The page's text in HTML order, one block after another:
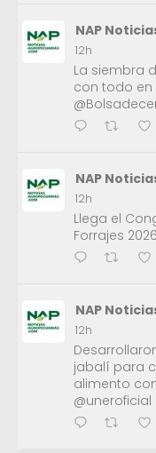
NAP
12h
La siembra
con todo en
NAP
12h
Llega el
Forrajes
NAP
12h
jabalí para
alimento
@uneroficial